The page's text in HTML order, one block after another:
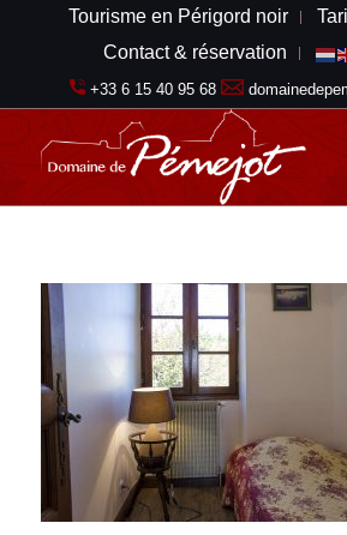
Tourisme en Périgord noir
Contact & réservation
+33 6 15 40 95 68